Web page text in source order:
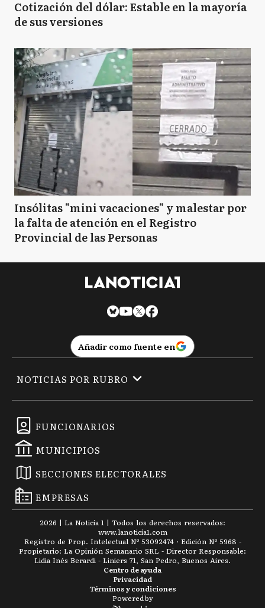
Cotización del dólar: Estable en la mayoría
de sus versiones
Insólitas "mini vacaciones" y malestar por
la falta de atención en el Registro
Provincial de las Personas
Añadir como fuente en
FUNCIONARIOS
MUNICIPIOS
SECCIONES ELECTORALES
EMPRESAS
NOTICIAS POR RUBRO
2026 | La Noticia 1 | Todos los derechos reservados:
www.lanoticia1.com
Registro de Prop. Intelectual Nº 53092474 · Edición Nº 5968 -
Propietario: La Opinión Semanario SRL - Director Responsable:
Lidia Inés Berardi - Liniers 71, San Pedro, Buenos Aires.
Términos y condiciones
Privacidad
Centro de ayuda
Powered by